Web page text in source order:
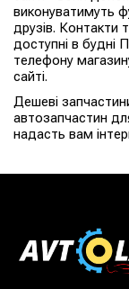
виконуватимуть
друзів. Контакти
доступні в
телефону
сайті.
Дешеві
автозапчастин
надасть вам